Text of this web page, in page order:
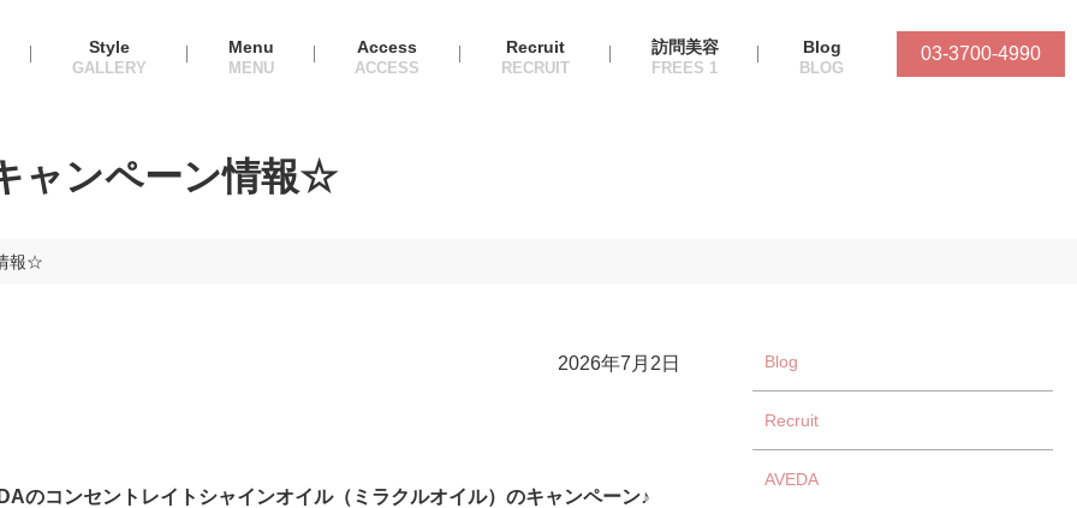
Style Menu Access Recruit 訪問美容 Blog 03-3700-4990
ャンペーン情報☆
報☆
2026年7月2日
のコンセントレイトシャインオイル（ミラクルオイル）のキャンペーン♪
Blog
Recruit
AVEDA